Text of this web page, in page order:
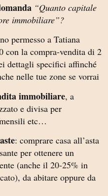
“Quanto capitale
immobiliare”?
permesso a Tatiana
con la compra-vendita di 2
dettagli specifici affinché
nelle tue zone se vorrai
immobiliare, a
e divisa per
etc…
: comprare casa all’asta
per ottenere un
(anche il 20-25% in
da abitare oppure da